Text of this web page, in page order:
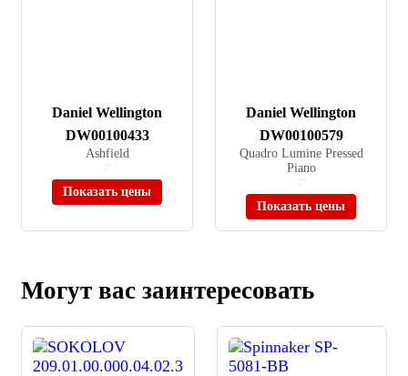
Daniel Wellington
DW00100433
Ashfield
Показать цены
Daniel Wellington
DW00100579
Quadro Lumine Pressed
Piano
Показать цены
Могут вас заинтересовать